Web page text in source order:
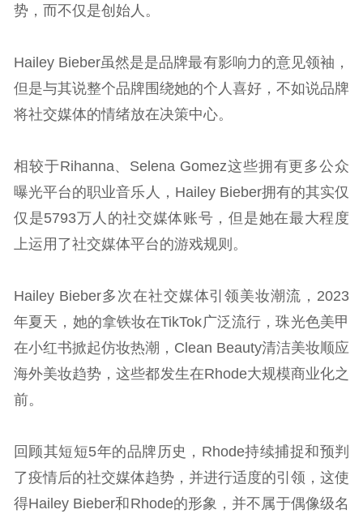
势，而不仅是创始人。
Hailey Bieber虽然是是品牌最有影响力的意见领袖，
但是与其说整个品牌围绕她的个人喜好，不如说品牌
将社交媒体的情绪放在决策中心。
相较于Rihanna、Selena Gomez这些拥有更多公众
曝光平台的职业音乐人，Hailey Bieber拥有的其实仅
仅是5793万人的社交媒体账号，但是她在最大程度
上运用了社交媒体平台的游戏规则。
Hailey Bieber多次在社交媒体引领美妆潮流，2023
年夏天，她的拿铁妆在TikTok广泛流行，珠光色美甲
在小红书掀起仿妆热潮，Clean Beauty清洁美妆顺应
海外美妆趋势，这些都发生在Rhode大规模商业化之
前。
回顾其短短5年的品牌历史，Rhode持续捕捉和预判
了疫情后的社交媒体趋势，并进行适度的引领，这使
得Hailey Bieber和Rhode的形象，并不属于偶像级名